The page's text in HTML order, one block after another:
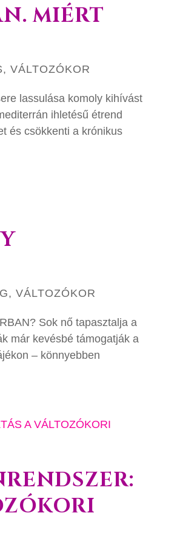
MIÉRT
,VÁLTOZÓKOR
lassulása komoly kihívást
ihletésű étrend
és csökkenti a krónikus
,VÁLTOZÓKOR
Sok nő tapasztalja a
már kevésbé támogatják a
– könnyebben